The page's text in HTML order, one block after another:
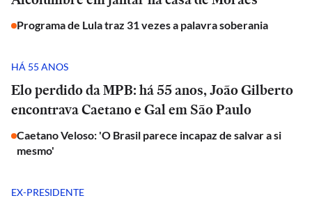
Programa de Lula traz 31 vezes a palavra soberania
HÁ 55 ANOS
Elo perdido da MPB: há 55 anos, João Gilberto
encontrava Caetano e Gal em São Paulo
Caetano Veloso: 'O Brasil parece incapaz de salvar a si
mesmo'
EX-PRESIDENTE